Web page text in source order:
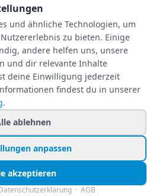
ist eine Marke der SANIXX GmbH
AGB🍪 Cookie-Einstellungen
und ähnliche Technologien, um
zu bieten. Einige
andere helfen uns, unsere
und dir relevante Inhalte
deine Einwilligung jederzeit
findest du in unserer
.
ablehnen
anpassen
akzeptieren
· AGB